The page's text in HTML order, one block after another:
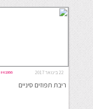
22 בינואר 2017 #41866
ריבת תפוזים סיניים